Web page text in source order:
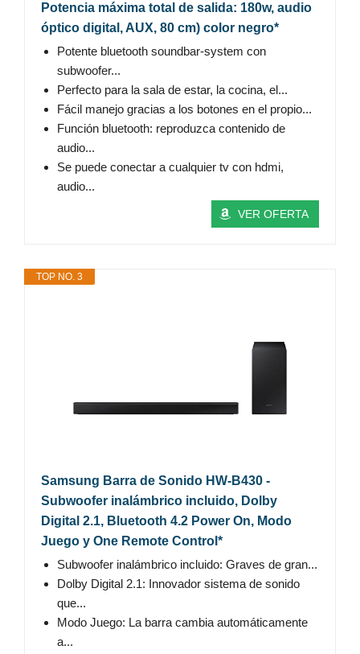
Potencia máxima total de salida: 180w, audio
óptico digital, AUX, 80 cm) color negro*
Potente bluetooth soundbar-system con
subwoofer...
Perfecto para la sala de estar, la cocina, el...
Fácil manejo gracias a los botones en el propio...
Función bluetooth: reproduzca contenido de
audio...
Se puede conectar a cualquier tv con hdmi,
audio...
VER OFERTA
TOP NO. 3
Samsung Barra de Sonido HW-B430 -
Subwoofer inalámbrico incluido, Dolby
Digital 2.1, Bluetooth 4.2 Power On, Modo
Juego y One Remote Control*
Subwoofer inalámbrico incluido: Graves de gran...
Dolby Digital 2.1: Innovador sistema de sonido
que...
Modo Juego: La barra cambia automáticamente
a...